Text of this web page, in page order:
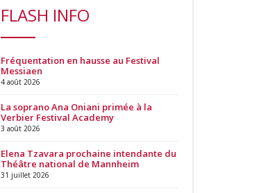
FLASH INFO
Fréquentation en hausse au Festival
Messiaen
4 août 2026
La soprano Ana Oniani primée à la
Verbier Festival Academy
3 août 2026
Elena Tzavara prochaine intendante du
Théâtre national de Mannheim
31 juillet 2026